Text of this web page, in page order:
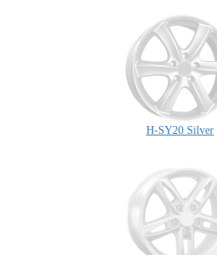
H-SY20 Silver